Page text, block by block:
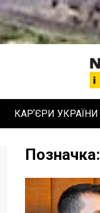
КАРʼЄРИ УКРАЇНИ
Позначка: